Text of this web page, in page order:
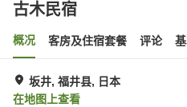
古木民宿
概况 客房及住宿套餐 评论
坂井, 福井县, 日本
在地图上查看